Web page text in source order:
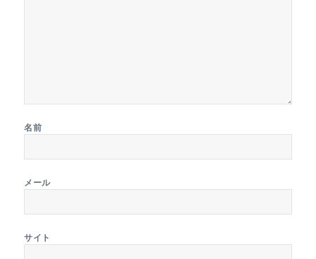
名前
メール
サイト